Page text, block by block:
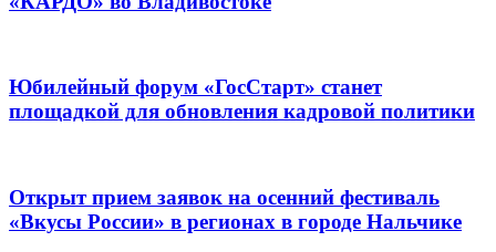
Юбилейный форум «ГосСтарт» станет
площадкой для обновления кадровой политики
Открыт прием заявок на осенний фестиваль
«Вкусы России» в регионах в городе Нальчике